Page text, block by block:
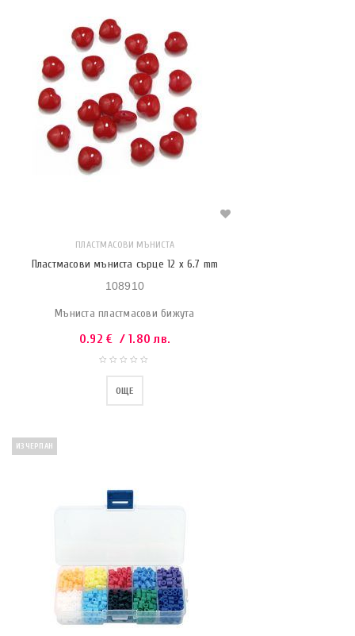
ПЛАСТМАСОВИ МЪНИСТА
Пластмасови мъниста сърце 12 x 6.7 mm
108910
Мъниста пластмасови бижута
0.92€ / 1.80 лв.
ОЩЕ
ИЗЧЕРПАН